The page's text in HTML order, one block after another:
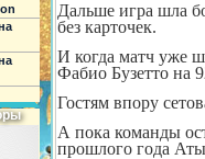
Дальше игра шла
без карточек.
И когда матч уже
Фабио Бузетто на
Гостям впору
А пока команды
прошлого года